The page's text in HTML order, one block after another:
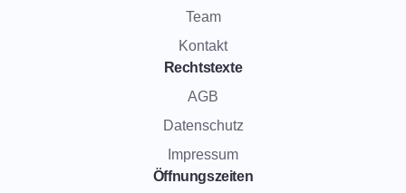
Team
Kontakt
Rechtstexte
AGB
Datenschutz
Impressum
Öffnungszeiten